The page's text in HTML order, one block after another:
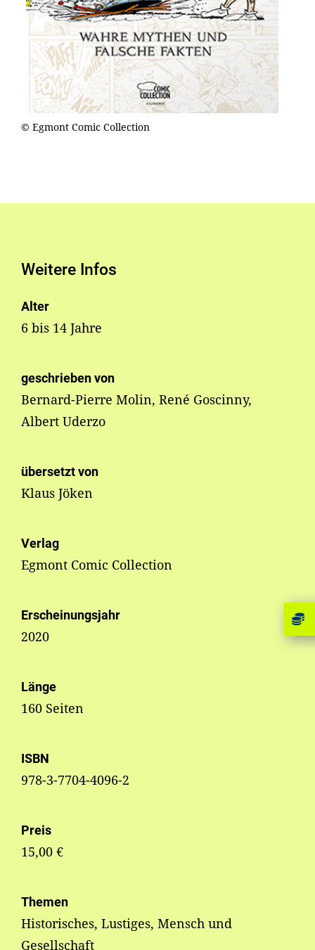
© Egmont Comic Collection
Weitere Infos
Alter
6 bis 14 Jahre
geschrieben von
Bernard-Pierre Molin, René Goscinny,
Albert Uderzo
übersetzt von
Klaus Jöken
Verlag
Egmont Comic Collection
Erscheinungsjahr
2020
Länge
160 Seiten
ISBN
978-3-7704-4096-2
Preis
15,00 €
Themen
Historisches, Lustiges, Mensch und
Gesellschaft